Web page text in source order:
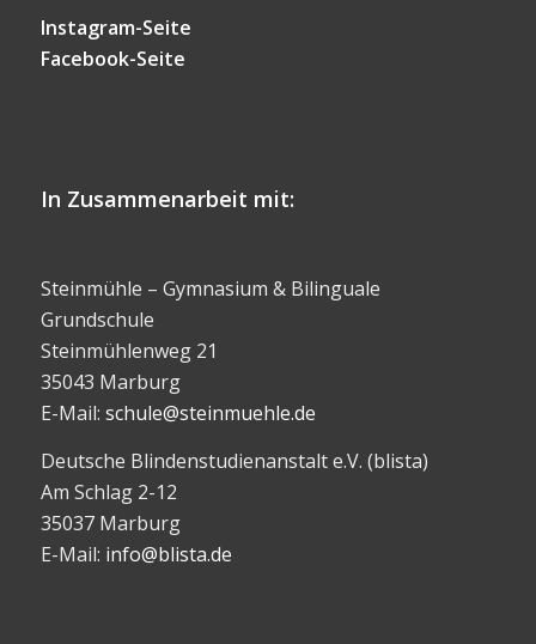
Instagram-Seite
Facebook-Seite
In Zusammenarbeit mit:
Steinmühle – Gymnasium & Bilinguale
Grundschule
Steinmühlenweg 21
35043 Marburg
E-Mail: schule@steinmuehle.de
Deutsche Blindenstudienanstalt e.V. (blista)
Am Schlag 2-12
35037 Marburg
E-Mail: info@blista.de